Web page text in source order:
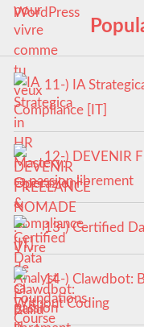
11-) IA
Compliance [IT]
12-) DEVENIR
sa passion librement
13-) Certified
14-) Clawdbot:
Without Coding